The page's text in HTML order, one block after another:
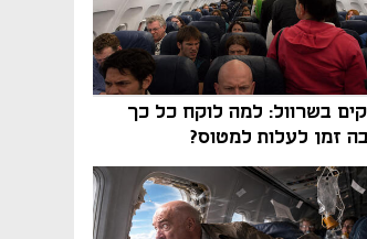
בשרוול: למה לוקח כל כך
זמן לעלות למטוס?